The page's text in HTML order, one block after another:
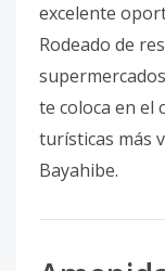
excelente
Rodeado de
te coloca en el
turísticas más
Bayahibe.